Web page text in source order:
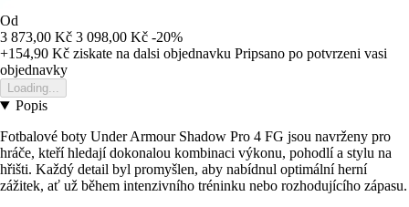
Od
3 873,00 Kč 3 098,00 Kč -20%
+154,90 Kč ziskate na dalsi objednavku Pripsano po potvrzeni vasi
objednavky
Loading...
Popis
Fotbalové boty Under Armour Shadow Pro 4 FG jsou navrženy pro
hráče, kteří hledají dokonalou kombinaci výkonu, pohodlí a stylu na
hřišti. Každý detail byl promyšlen, aby nabídnul optimální herní
zážitek, ať už během intenzivního tréninku nebo rozhodujícího zápasu.